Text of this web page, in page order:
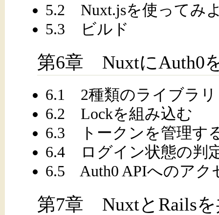
5.2 Nuxt.jsを使ってみ
5.3 ビルド
第6章 NuxtにAuth0
6.1 2種類のライブラリ
6.2 Lockを組み込む
6.3 トークンを管理す
6.4 ログイン状態の判
6.5 Auth0 APIへのアク
第7章 NuxtとRails